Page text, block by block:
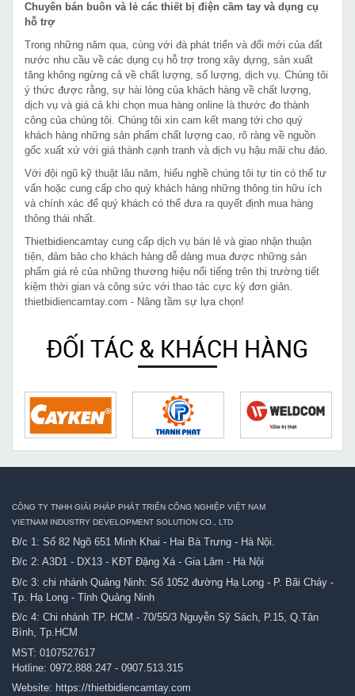
Chuyên bán buôn và lẻ các thiết bị điện cầm tay và dụng cụ
hỗ trợ
Trong những năm qua, cùng với đà phát triển và đổi mới của đất
nước nhu cầu về các dụng cụ hỗ trợ trong xây dựng, sản xuất
tăng không ngừng cả về chất lượng, số lượng, dịch vụ. Chúng tôi
ý thức được rằng, sự hài lòng của khách hàng về chất lượng,
dịch vụ và giá cả khi chọn mua hàng online là thước đo thành
công của chúng tôi. Chúng tôi xin cam kết mang tới cho quý
khách hàng những sản phẩm chất lượng cao, rõ ràng về nguồn
gốc xuất xứ với giá thành cạnh tranh và dịch vụ hậu mãi chu đáo.
Với đội ngũ kỹ thuật lâu năm, hiểu nghề chúng tôi tự tin có thể tư
vấn hoặc cung cấp cho quý khách hàng những thông tin hữu ích
và chính xác để quý khách có thể đưa ra quyết định mua hàng
thông thái nhất.
Thietbidiencamtay cung cấp dịch vụ bán lẻ và giao nhận thuận
tiện, đảm bảo cho khách hàng dễ dàng mua được những sản
phẩm giá rẻ của những thương hiệu nổi tiếng trên thị trường tiết
kiệm thời gian và công sức với thao tác cực kỳ đơn giản.
thietbidiencamtay.com - Nâng tầm sự lựa chọn!
ĐỐI TÁC & KHÁCH HÀNG
CÔNG TY TNHH GIẢI PHÁP PHÁT TRIỂN CÔNG NGHIỆP VIỆT NAM
VIETNAM INDUSTRY DEVELOPMENT SOLUTION CO., LTD
Đ/c 1: Số 82 Ngõ 651 Minh Khai - Hai Bà Trưng - Hà Nội.
Đ/c 2: A3D1 - DX13 - KĐT Đặng Xá - Gia Lâm - Hà Nội
Đ/c 3: chi nhánh Quảng Ninh: Số 1052 đường Hạ Long - P. Bãi Cháy -
Tp. Hạ Long - Tỉnh Quảng Ninh
Đ/c 4: Chi nhánh TP. HCM - 70/55/3 Nguyễn Sỹ Sách, P.15, Q.Tân
Bình, Tp.HCM
MST: 0107527617
Hotline: 0972.888.247 - 0907.513.315
Website: https://thietbidiencamtay.com